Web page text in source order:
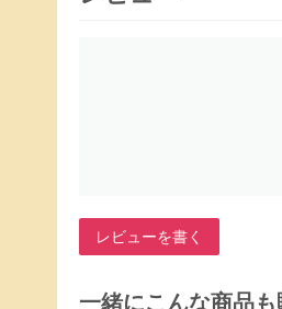
レビューを書く
一緒にこんな商品も